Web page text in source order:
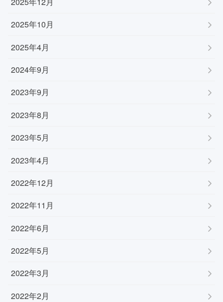
2025年10月
2025年4月
2024年9月
2023年9月
2023年8月
2023年5月
2023年4月
2022年12月
2022年11月
2022年6月
2022年5月
2022年3月
2022年2月